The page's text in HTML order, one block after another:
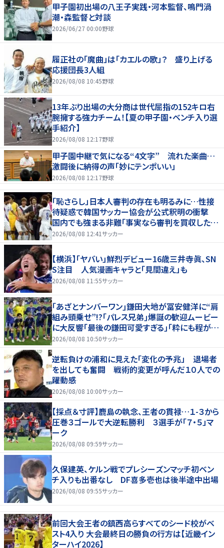
甲子園初出場の八王子実践・河本監督、鳴門渦
潮・森監督と対談
2026/06/27 00:00野球
履正社の「魔曲」は「カエルの歌」？ 盛り上げる
応援団長3人組
2026/08/08 10:45野球
13年ぶり出場の大分商は世代屈指の152キロ右
腕擁する強力チーム！【夏の甲子園・ベンチ入り選
手紹介】
2026/08/08 12:17野球
甲子園中継で気になる“4文字” 流れた楽曲…
激闘後に納得の声「妙にテンポいい」
2026/08/08 12:17野球
「恥さらし」日本人審判の存在も明るみに…性接
待疑惑で韓国サッカー協会が公式釈明の衝撃
国内でも強まる非難「事実なら審判を買収したこ
とになる」
2026/08/08 12:41サッカー
【横浜】「ヤバい」鮮烈デビュー16歳三井寺眞、SN
S注目 人気漫画キャラと「見間違え」も
2026/08/08 11:55サッカー
｢あざとナンバーワン｣鎌田大地が冨安健洋に“肩
組み頭乗せ”!?｢パレス兄弟｣爆誕の歓迎ムービー
に大反響｢最後の鎌田可愛すぎる｣｢粋にも程があ
る！」
2026/08/08 10:50サッカー
逆転負けの浦和に見えた「変化の予兆」 退場者
を出しても奮闘 戦術的変更が呼んだ１０人での
躍動感
2026/08/08 10:00サッカー
【採点＆寸評】鹿島の執念、王者の貫禄…１-３から
圧巻３ゴールで大逆転勝利 ３選手が「７・５」マ
ーク
2026/08/08 09:59サッカー
久保建英、ケルン戦でプレシーズンマッチ初ベン
チ入りも出番なし DF喜多壱也は後半途中出場
2026/08/08 09:55サッカー
前回大会王者の鎮西高らすべてのシード校がベ
スト4入り 大会最終日の勝負の行方は【近畿イン
ターハイ2026】